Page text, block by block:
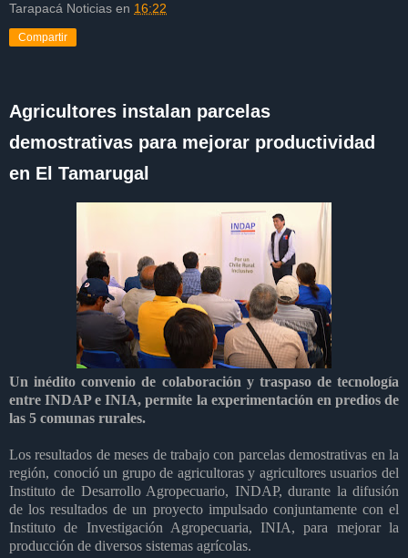
Tarapacá Noticias en 16:22
Compartir
Agricultores instalan parcelas
demostrativas para mejorar productividad
en El Tamarugal
Un inédito convenio de colaboración y traspaso de tecnología
entre INDAP e INIA, permite la experimentación en predios de
las 5 comunas rurales.
Los resultados de meses de trabajo con parcelas demostrativas en la
región, conoció un grupo de agricultoras y agricultores usuarios del
Instituto de Desarrollo Agropecuario, INDAP, durante la difusión
de los resultados de un proyecto impulsado conjuntamente con el
Instituto de Investigación Agropecuaria, INIA, para mejorar la
producción de diversos sistemas agrícolas.